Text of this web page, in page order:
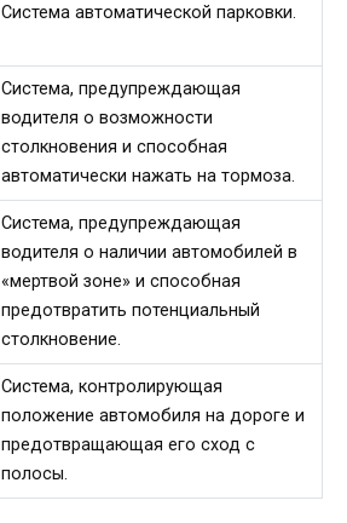
Система автоматической парковки.
Система, предупреждающая
водителя о возможности
столкновения и способная
автоматически нажать на тормоза.
Система, предупреждающая
водителя о наличии автомобилей в
«мертвой зоне» и способная
предотвратить потенциальный
столкновение.
Система, контролирующая
положение автомобиля на дороге и
предотвращающая его сход с
полосы.